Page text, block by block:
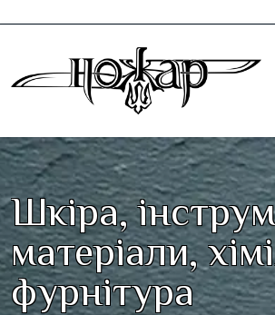
Шкіра,
матеріали,
фурнітура